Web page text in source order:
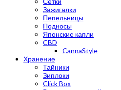
Зажигалки
Пепельницы
Подносы
Японские капли
CBD
CannaStyle
Хранение
Тайники
Зиплоки
Click Box